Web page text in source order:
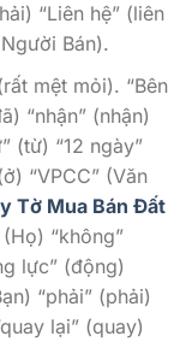
“Liên hệ” (liên
Bán).
mệt mỏi). “Bên
“nhận” (nhận)
(từ) “12 ngày”
“VPCC” (Văn
Tờ Mua Bán Đất
(Họ) “không”
lực” (động)
“phải” (phải)
lại” (quay)